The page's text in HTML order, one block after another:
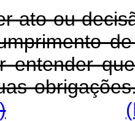
ato ou
entender
suas